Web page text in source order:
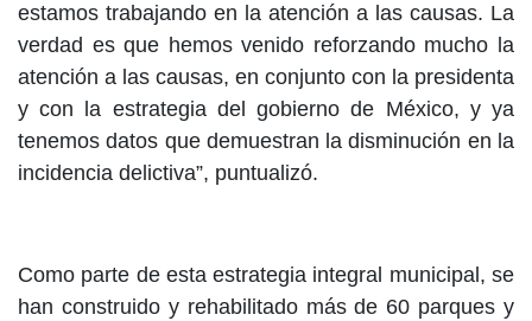
estamos trabajando en la atención a las causas. La
verdad es que hemos venido reforzando mucho la
atención a las causas, en conjunto con la presidenta
y con la estrategia del gobierno de México, y ya
tenemos datos que demuestran la disminución en la
incidencia delictiva”, puntualizó.
Como parte de esta estrategia integral municipal, se
han construido y rehabilitado más de 60 parques y